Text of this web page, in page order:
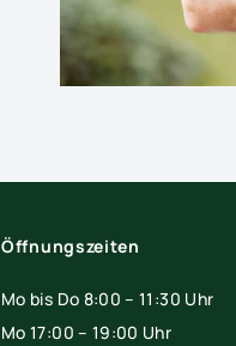
Öffnungszeiten
Mo bis Do 8:00 – 11:30 Uhr
Mo 17:00 – 19:00 Uhr